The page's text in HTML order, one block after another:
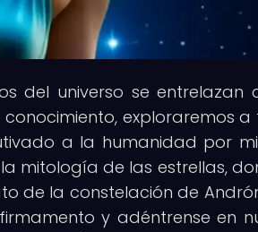
del universo se entrelazan
exploraremos
a la humanidad por
mitología de las estrellas,
de la constelación de
y adéntrense en